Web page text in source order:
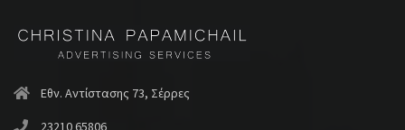
Εθν. Αντίστασης 73, Σέρρες
23210 65806